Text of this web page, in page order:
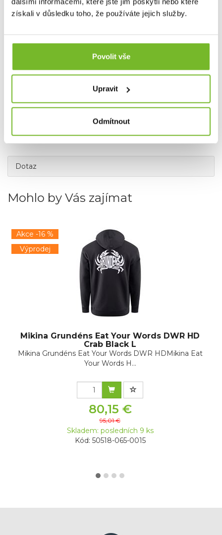
získali v důsledku toho, že používáte jejich služby.
Povolit vše
Upravit
Odmítnout
Dotaz
Mohlo by Vás zajímat
Akce -16 %
Výprodej
Mikina Grundéns Eat Your Words DWR HD
Crab Black L
Mikina Grundéns Eat Your Words DWR HDMikina Eat
Your Words H...
80,15 €
95,01 €
Skladem: posledních 9 ks
Kód: 50518-065-0015